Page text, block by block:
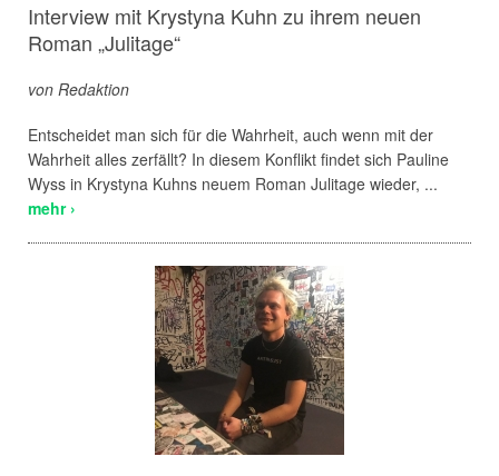
Interview mit Krystyna Kuhn zu ihrem neuen
Roman „Julitage“
von Redaktion
Entscheidet man sich für die Wahrheit, auch wenn mit der
Wahrheit alles zerfällt? In diesem Konflikt findet sich Pauline
Wyss in Krystyna Kuhns neuem Roman Julitage wieder, ...
mehr ›